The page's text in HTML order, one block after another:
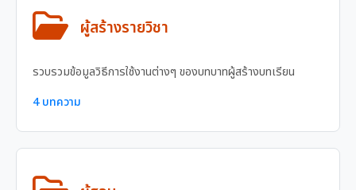
ผู้สร้างรายวิชา
รวบรวมข้อมูลวิธีการใช้งานต่างๆ ของบทบาทผู้สร้างบทเรียน
4 บทความ